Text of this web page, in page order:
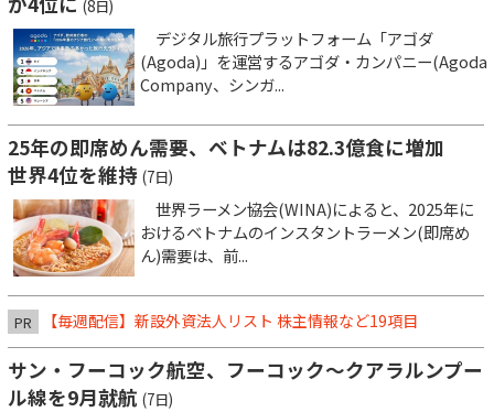
(8日)
デジタル旅行プラットフォーム「アゴダ
(Agoda)」を運営するアゴダ・カンパニー(Agoda
Company、シンガ...
25年の即席めん需要、ベトナムは82.3億食に増加
世界4位を維持 (7日)
世界ラーメン協会(WINA)によると、2025年に
おけるベトナムのインスタントラーメン(即席め
ん)需要は、前...
PR 【毎週配信】新設外資法人リスト 株主情報など19項目
サン・フーコック航空、フーコック～クアラルンプー
ル線を9月就航 (7日)